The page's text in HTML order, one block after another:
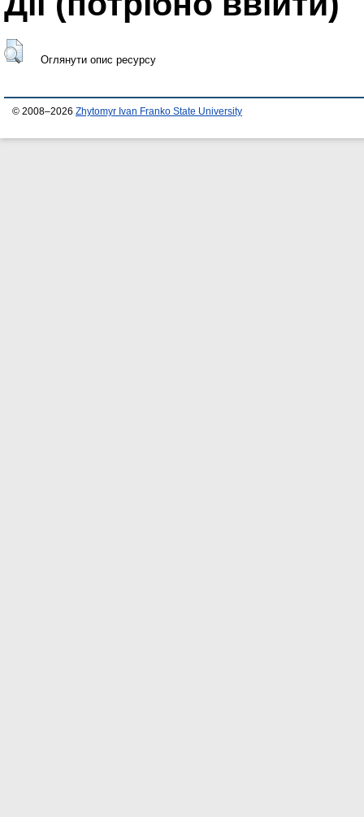
Оглянути опис ресурсу
© 2008–2026 Zhytomyr Ivan Franko State University